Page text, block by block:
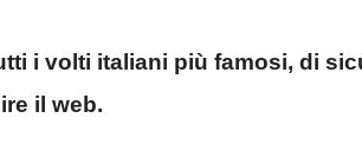
i volti italiani più famosi, di
il web.